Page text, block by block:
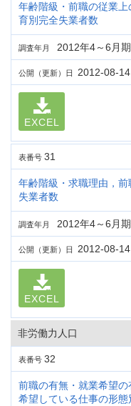
年齢階級・前職の従業
育別完全失業者数
調査年月 2012年4～6月期
公開（更新）日 2012-08-14
EXCEL
表番号 31
年齢階級・求職理由，
失業者数
調査年月 2012年4～6月期
公開（更新）日 2012-08-14
EXCEL
非労働力人口
表番号 32
前職の有無・就業希望
希望している仕事の形態